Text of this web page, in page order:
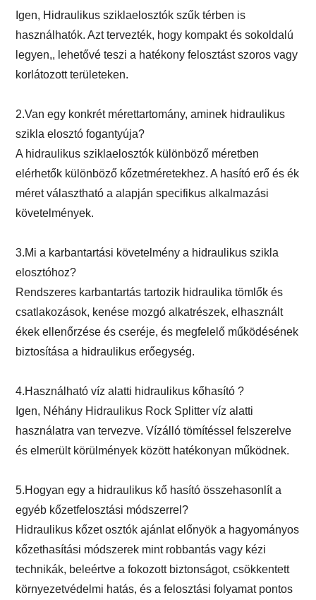
Igen, Hidraulikus sziklaelosztók szűk térben is
használhatók. Azt tervezték, hogy kompakt és sokoldalú
legyen,, lehetővé teszi a hatékony felosztást szoros vagy
korlátozott területeken.
2.Van egy konkrét mérettartomány, aminek hidraulikus
szikla elosztó fogantyúja?
A hidraulikus sziklaelosztók különböző méretben
elérhetők különböző kőzetméretekhez. A hasító erő és ék
méret választható a alapján specifikus alkalmazási
követelmények.
3.Mi a karbantartási követelmény a hidraulikus szikla
elosztóhoz?
Rendszeres karbantartás tartozik hidraulika tömlők és
csatlakozások, kenése mozgó alkatrészek, elhasznált
ékek ellenőrzése és cseréje, és megfelelő működésének
biztosítása a hidraulikus erőegység.
4.Használható víz alatti hidraulikus kőhasító ?
Igen, Néhány Hidraulikus Rock Splitter víz alatti
használatra van tervezve. Vízálló tömítéssel felszerelve
és elmerült körülmények között hatékonyan működnek.
5.Hogyan egy a hidraulikus kő hasító összehasonlít a
egyéb kőzetfelosztási módszerrel?
Hidraulikus kőzet osztók ajánlat előnyök a hagyományos
kőzethasítási módszerek mint robbantás vagy kézi
technikák, beleértve a fokozott biztonságot, csökkentett
környezetvédelmi hatás, és a felosztási folyamat pontos